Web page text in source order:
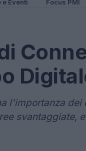
e Eventi Focus PMI
l'importanza
svantaggiate,